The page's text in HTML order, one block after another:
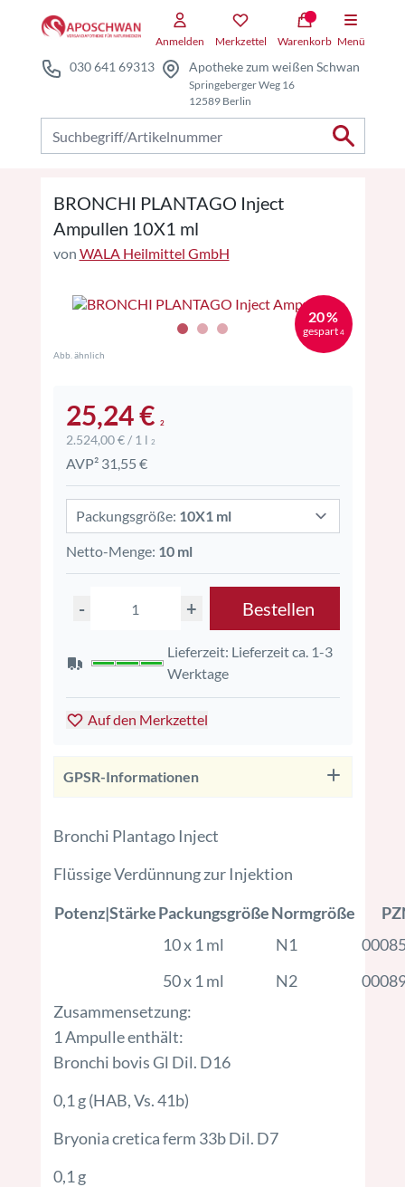
Anmelden Merkzettel Warenkorb Menü
030 641 69313 Apotheke zum weißen Schwan
Springeberger Weg 16
12589 Berlin
BRONCHI PLANTAGO Inject
Ampullen 10X1 ml
von WALA Heilmittel GmbH
20 %
gespart 4
Abb. ähnlich
25,24 € 2
2.524,00 € / 1 l 2
AVP² 31,55 €
Packungsgröße: 10X1 ml
Netto-Menge: 10 ml
- + Bestellen
Lieferzeit: Lieferzeit ca. 1-3
Werktage
Auf den Merkzettel
GPSR-Informationen
Bronchi Plantago Inject
Flüssige Verdünnung zur Injektion
Potenz|StärkePackungsgrößeNormgröße
10 x 1 ml
N1
50 x 1 ml
N2
Zusammensetzung:
1 Ampulle enthält:
Bronchi bovis Gl Dil. D16
0,1 g (HAB, Vs. 41b)
Bryonia cretica ferm 33b Dil. D7
0,1 g